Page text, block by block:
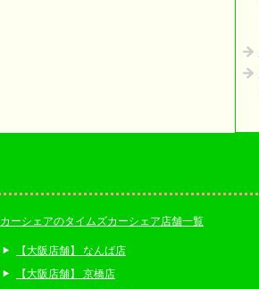
カーシェアのタイムズカーシェア店舗一覧
【大阪店舗】 なんば店
【大阪店舗】 京橋店